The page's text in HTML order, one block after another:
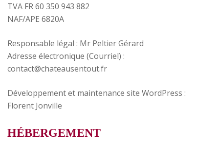
TVA FR 60 350 943 882
NAF/APE 6820A
Responsable légal : Mr Peltier Gérard
Adresse électronique (Courriel) :
contact@chateausentout.fr
Développement et maintenance site WordPress :
Florent Jonville
HÉBERGEMENT